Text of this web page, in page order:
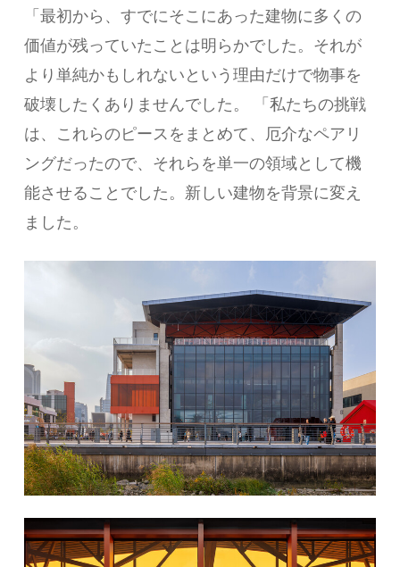
「最初から、すでにそこにあった建物に多くの
価値が残っていたことは明らかでした。それが
より単純かもしれないという理由だけで物事を
破壊したくありませんでした。 「私たちの挑戦
は、これらのピースをまとめて、厄介なペアリ
ングだったので、それらを単一の領域として機
能させることでした。新しい建物を背景に変え
ました。